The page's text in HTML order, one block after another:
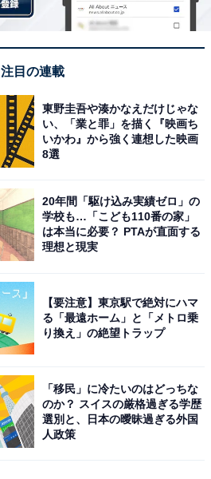
注目の連載
東野圭吾や湊かなえだけじゃな
い、「業と罪」を描く『映画ち
いかわ』から強く連想した映画
8選
20年間「駆け込み実績ゼロ」の
学校も…「こども110番の家」
は本当に必要？ PTAが直面する
理想と現実
【要注意】東京駅で絶対にハマ
る「最遠ホーム」と「メトロ乗
り換え」の絶望トラップ
「移民」に冷たいのはどっちな
のか？ スイスの厳格過ぎる学歴
選別と、日本の曖昧過ぎる外国
人政策